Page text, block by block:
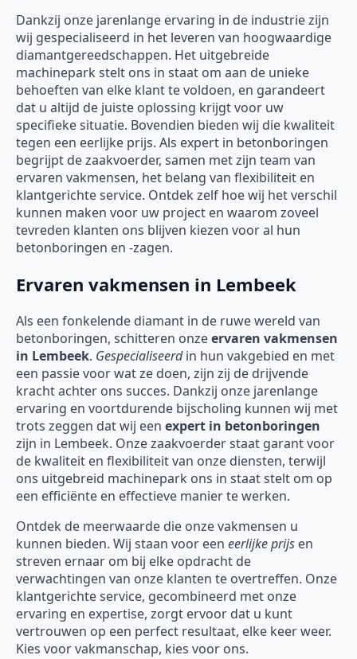
Dankzij onze jarenlange ervaring in de industrie zijn
wij gespecialiseerd in het leveren van hoogwaardige
diamantgereedschappen. Het uitgebreide
machinepark stelt ons in staat om aan de unieke
behoeften van elke klant te voldoen, en garandeert
dat u altijd de juiste oplossing krijgt voor uw
specifieke situatie. Bovendien bieden wij die kwaliteit
tegen een eerlijke prijs. Als expert in betonboringen
begrijpt de zaakvoerder, samen met zijn team van
ervaren vakmensen, het belang van flexibiliteit en
klantgerichte service. Ontdek zelf hoe wij het verschil
kunnen maken voor uw project en waarom zoveel
tevreden klanten ons blijven kiezen voor al hun
betonboringen en -zagen.
Ervaren vakmensen in Lembeek
Als een fonkelende diamant in de ruwe wereld van
betonboringen, schitteren onzeervaren vakmensen
in Lembeek. Gespecialiseerdin hun vakgebied en met
een passie voor wat ze doen, zijn zij de drijvende
kracht achter ons succes. Dankzij onze jarenlange
ervaring en voortdurende bijscholing kunnen wij met
trots zeggen dat wij een expert in betonboringen
zijn in Lembeek. Onze zaakvoerder staat garant voor
de kwaliteit en flexibiliteit van onze diensten, terwijl
ons uitgebreid machinepark ons in staat stelt om op
een efficiënte en effectieve manier te werken.
Ontdek de meerwaarde die onze vakmensen u
kunnen bieden. Wij staan voor een eerlijke prijs en
streven ernaar om bij elke opdracht de
verwachtingen van onze klanten te overtreffen. Onze
klantgerichte service, gecombineerd met onze
ervaring en expertise, zorgt ervoor dat u kunt
vertrouwen op een perfect resultaat, elke keer weer.
Kies voor vakmanschap, kies voor ons.